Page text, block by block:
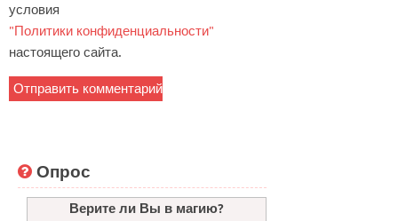
условия
"Политики конфиденциальности"
настоящего сайта.
Опрос
Верите ли Вы в магию?